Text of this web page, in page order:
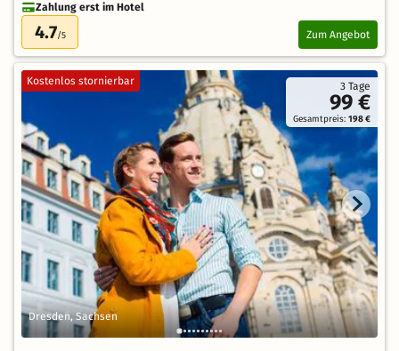
Zahlung erst im Hotel
4.7/5 Zum Angebot
Kostenlos stornierbar 3 Tage
99 €
Gesamtpreis: 198 €
Dresden, Sachsen